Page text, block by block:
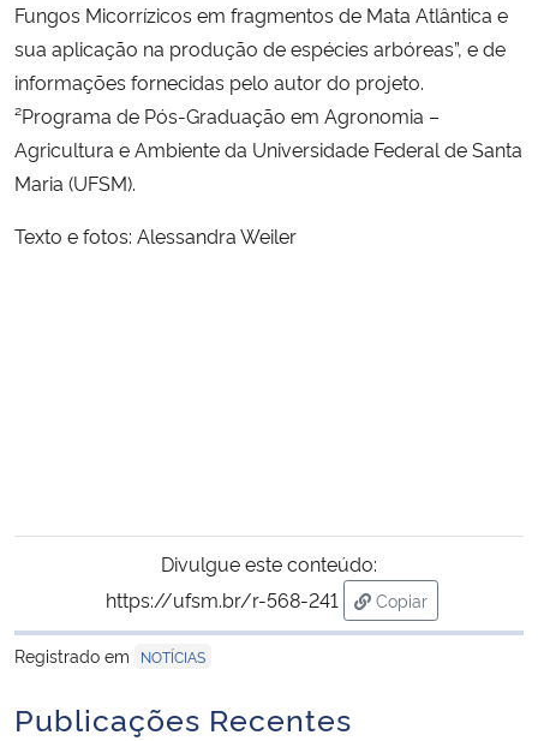
Fungos Micorrízicos em fragmentos de Mata Atlântica e
sua aplicação na produção de espécies arbóreas”, e de
informações fornecidas pelo autor do projeto.
²Programa de Pós-Graduação em Agronomia –
Agricultura e Ambiente da Universidade Federal de Santa
Maria (UFSM).
Texto e fotos: Alessandra Weiler
Divulgue este conteúdo:
https://ufsm.br/r-568-241
Copiar
para área de
Registrado em
NOTÍCIAS
Publicações Recentes